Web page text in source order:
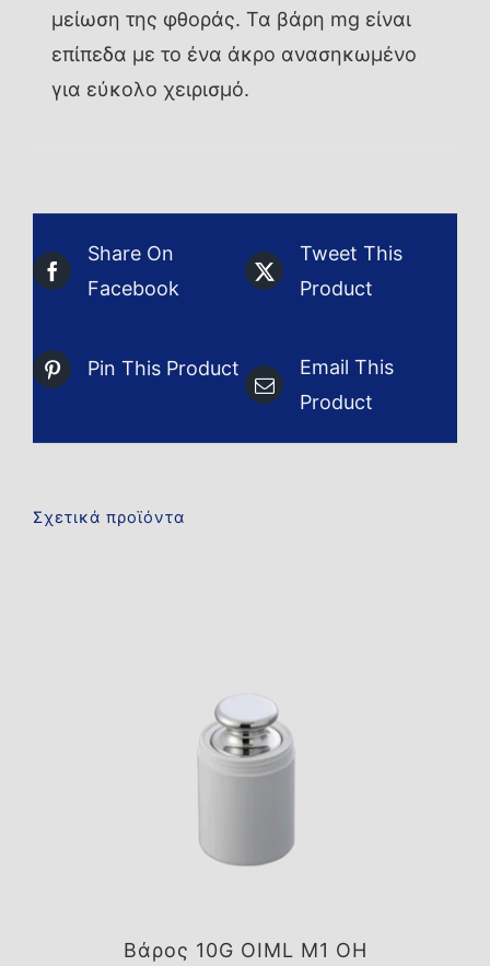
μείωση της φθοράς. Τα βάρη mg είναι
επίπεδα με το ένα άκρο ανασηκωμένο
για εύκολο χειρισμό.
Share On
Facebook
Tweet This
Product
Pin This Product
Email This
Product
Σχετικά προϊόντα
Βάρος 10G OIML M1 OH